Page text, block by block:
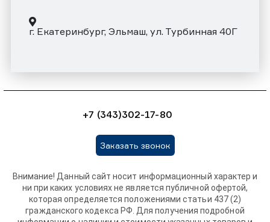
г. Екатеринбург, Эльмаш, ул. Турбинная 40Г
+7 (343)302-17-80
Заказать звонок
Внимание! Данный сайт носит информационный характер и
ни при каких условиях не является публичной офертой,
которая определяется положениями статьи 437 (2)
гражданского кодекса РФ. Для получения подробной